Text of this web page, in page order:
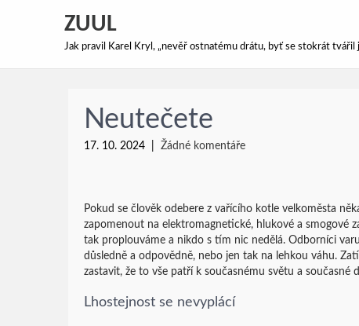
ZUUL
Jak pravil Karel Kryl, „nevěř ostnatému drátu, byť se stokrát
Neutečete
17. 10. 2024 Žádné komentáře
Pokud se člověk odebere z vařícího kotle velkoměsta
zapomenout na elektromagnetické, hlukové a smogové
tak proplouváme a nikdo s tím nic nedělá. Odborníci
důsledně a odpovědně, nebo jen tak na lehkou váhu.
zastavit, že to vše patří k současnému světu a současné
Lhostejnost se nevyplácí